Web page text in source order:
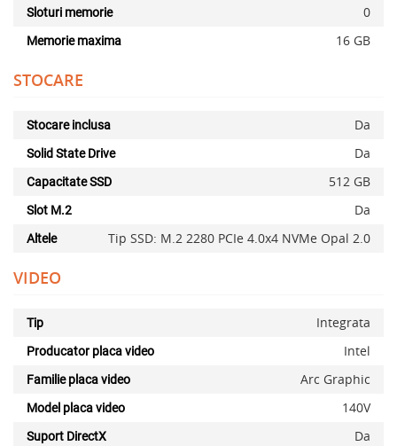
Sloturi memorie 0
Memorie maxima 16 GB
STOCARE
Stocare inclusa Da
Solid State Drive Da
Capacitate SSD 512 GB
Slot M.2 Da
Altele Tip SSD: M.2 2280 PCIe 4.0x4 NVMe Opal 2.0
VIDEO
Tip Integrata
Producator placa video Intel
Familie placa video Arc Graphic
Model placa video 140V
Suport DirectX Da